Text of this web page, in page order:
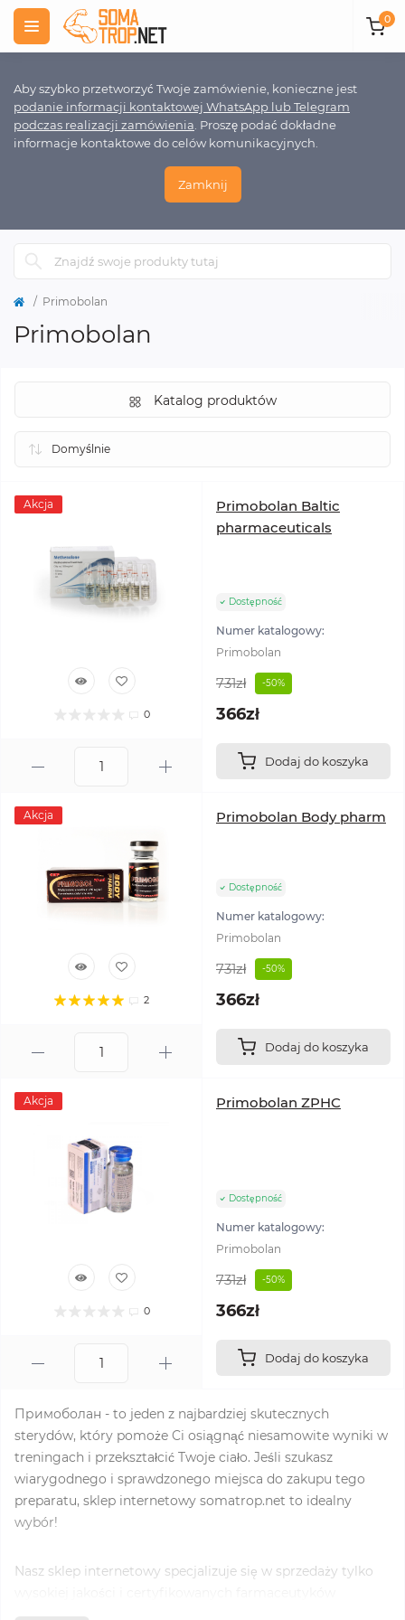
Aby szybko przetworzyć Twoje zamówienie, konieczne jest
podanie informacji kontaktowej WhatsApp lub Telegram
podczas realizacji zamówienia . Proszę podać dokładne
informacje kontaktowe do celów komunikacyjnych.
Zamknij
0
Primobolan
Primobolan
Katalog produktów
Akcja
0
Primobolan Baltic
pharmaceuticals
Dostępność
Numer katalogowy:
Primobolan
731zł -50%
366zł
Dodaj do koszyka
Akcja
2
Primobolan Body pharm
Dostępność
Numer katalogowy:
Primobolan
731zł -50%
366zł
Dodaj do koszyka
Akcja
0
Primobolan ZPHC
Dostępność
Numer katalogowy:
Primobolan
731zł -50%
366zł
Dodaj do koszyka
Примоболан - to jeden z najbardziej skutecznych
sterydów, który pomoże Ci osiągnąć niesamowite wyniki w
treningach i przekształcić Twoje ciało. Jeśli szukasz
wiarygodnego i sprawdzonego miejsca do zakupu tego
preparatu, sklep internetowy somatrop.net to idealny
wybór!
Nasz sklep internetowy specjalizuje się w sprzedaży tylko